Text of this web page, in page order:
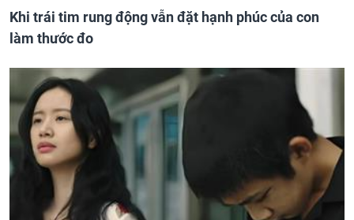
Khi trái tim rung động vẫn đặt hạnh phúc của con
làm thước đo